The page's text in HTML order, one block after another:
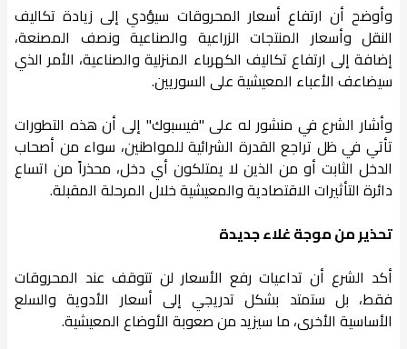
وأوضح أن ارتفاع أسعار المحروقات سيؤدي إلى زيادة تكاليف
النقل وأسعار المنتجات الزراعية والصناعية ونصف المصنعة،
إضافة إلى ارتفاع تكاليف الكهرباء المنزلية والصناعية، الأمر الذي
سيضاعف الأعباء المعيشية على السوريين.
وأشار الشرع في منشور له على "فيسبوك" إلى أن هذه التطورات
تأتي في ظل تراجع القدرة الشرائية للمواطنين، سواء من أصحاب
الدخل الثابت أو من الذين لا يمتلكون أي دخل، محذراً من اتساع
دائرة التأثيرات الاقتصادية والمعيشية خلال المرحلة المقبلة.
تحذير من موجة غلاء جديدة
أكد الشرع أن تداعيات رفع الأسعار لن تتوقف عند المحروقات
فقط، بل ستمتد بشكل تدريجي إلى أسعار الأدوية والسلع
الأساسية الأخرى، ما سيزيد من صعوبة الأوضاع المعيشية.